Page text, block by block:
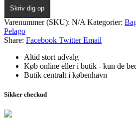
Skriv dig op
Varenummer (SKU): N/A Kategorier:
Pelago
Share: Facebook Twitter Email
Altid stort udvalg
Køb online eller i butik - kun de
Butik centralt i københavn
Sikker checkud